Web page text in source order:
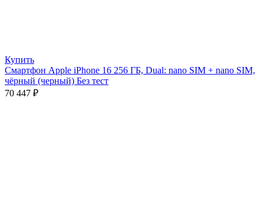
Купить
Смартфон Apple iPhone 16 256 ГБ, Dual: nano SIM + nano SIM,
чёрный (черный) Без тест
70 447 ₽